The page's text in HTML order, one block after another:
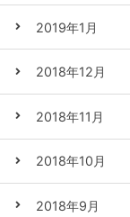
2019年1月
2018年12月
2018年11月
2018年10月
2018年9月